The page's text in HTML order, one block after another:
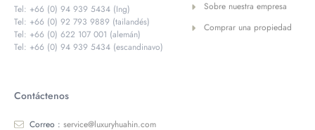
Tel: +66 (0) 94 939 5434 (Ing)
Tel: +66 (0) 92 793 9889 (tailandés)
Tel: +66 (0) 622 107 001 (alemán)
Tel: +66 (0) 94 939 5434 (escandinavo)
Sobre nuestra empresa
Comprar una propiedad
Contáctenos
Correo : service@luxuryhuahin.com